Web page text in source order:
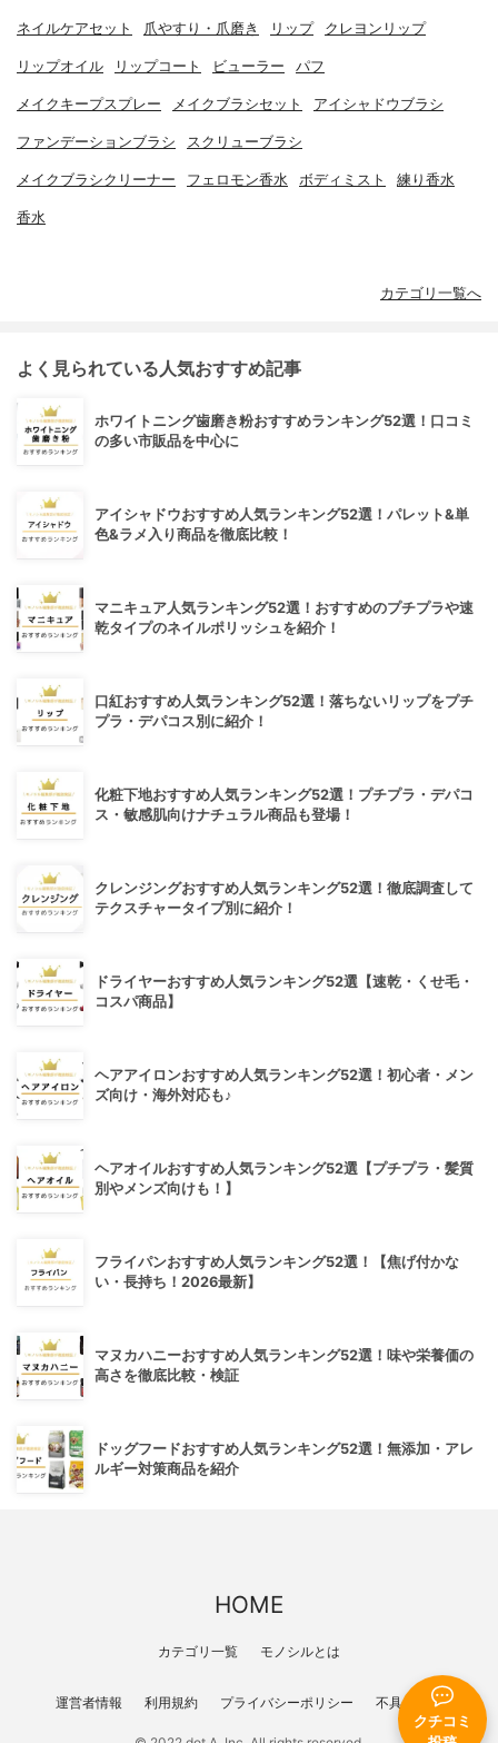
クチコミ
ネイルケアセット 爪やすり・爪磨き リップ クレヨンリップ
リップオイル リップコート ビューラー パフ
メイクキープスプレー メイクブラシセット アイシャドウブラシ
ファンデーションブラシ スクリューブラシ
メイクブラシクリーナー フェロモン香水 ボディミスト 練り香水
香水
カテゴリ一覧へ
よく見られている人気おすすめ記事
ホワイトニング歯磨き粉おすすめランキング52選！口コミ
の多い市販品を中心に
アイシャドウおすすめ人気ランキング52選！パレット&単
色&ラメ入り商品を徹底比較！
マニキュア人気ランキング52選！おすすめのプチプラや速
乾タイプのネイルポリッシュを紹介！
口紅おすすめ人気ランキング52選！落ちないリップをプチ
プラ・デパコス別に紹介！
化粧下地おすすめ人気ランキング52選！プチプラ・デパコ
ス・敏感肌向けナチュラル商品も登場！
クレンジングおすすめ人気ランキング52選！徹底調査して
テクスチャータイプ別に紹介！
ドライヤーおすすめ人気ランキング52選【速乾・くせ毛・
コスパ商品】
ヘアアイロンおすすめ人気ランキング52選！初心者・メン
ズ向け・海外対応も♪
ヘアオイルおすすめ人気ランキング52選【プチプラ・髪質
別やメンズ向けも！】
フライパンおすすめ人気ランキング52選！【焦げ付かな
い・長持ち！2026最新】
マヌカハニーおすすめ人気ランキング52選！味や栄養価の
高さを徹底比較・検証
ドッグフードおすすめ人気ランキング52選！無添加・アレ
ルギー対策商品を紹介
HOME
カテゴリ一覧 モノシルとは
運営者情報 利用規約 プライバシーポリシー 不具合報告